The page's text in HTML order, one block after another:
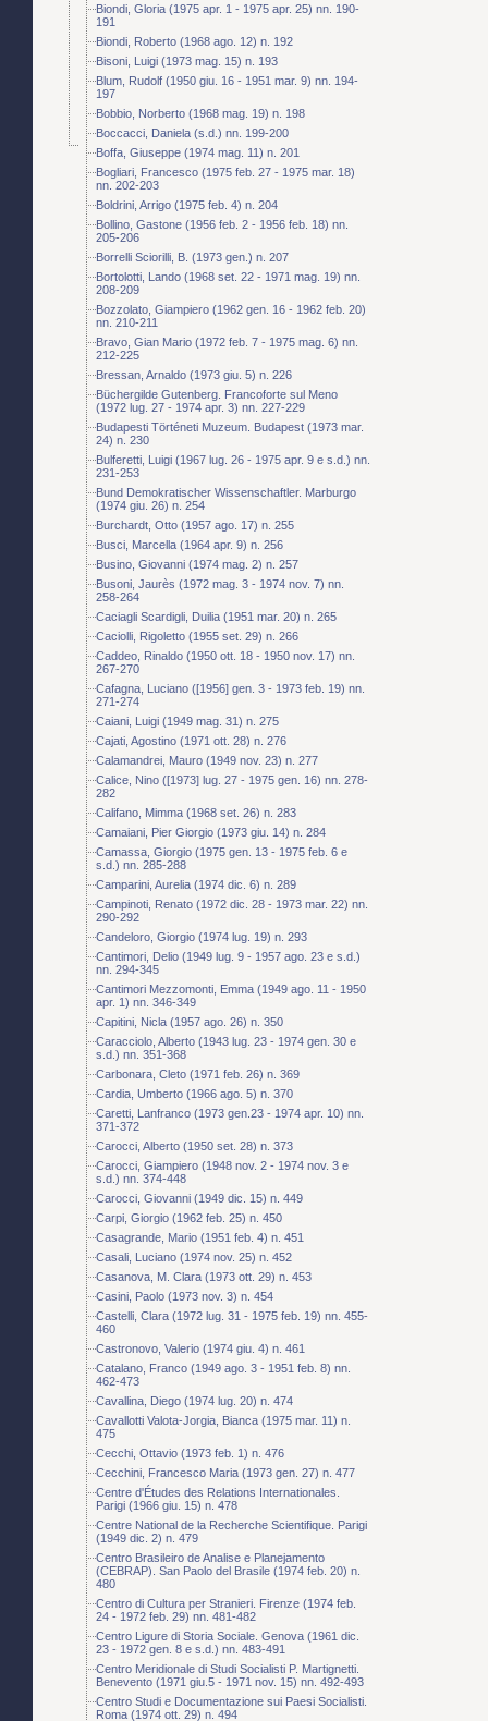
Biondi, Gloria (1975 apr. 1 - 1975 apr. 25) nn. 190-
191
Biondi, Roberto (1968 ago. 12) n. 192
Bisoni, Luigi (1973 mag. 15) n. 193
Blum, Rudolf (1950 giu. 16 - 1951 mar. 9) nn. 194-
197
Bobbio, Norberto (1968 mag. 19) n. 198
Boccacci, Daniela (s.d.) nn. 199-200
Boffa, Giuseppe (1974 mag. 11) n. 201
Bogliari, Francesco (1975 feb. 27 - 1975 mar. 18)
nn. 202-203
Boldrini, Arrigo (1975 feb. 4) n. 204
Bollino, Gastone (1956 feb. 2 - 1956 feb. 18) nn.
205-206
Borrelli Sciorilli, B. (1973 gen.) n. 207
Bortolotti, Lando (1968 set. 22 - 1971 mag. 19) nn.
208-209
Bozzolato, Giampiero (1962 gen. 16 - 1962 feb. 20)
nn. 210-211
Bravo, Gian Mario (1972 feb. 7 - 1975 mag. 6) nn.
212-225
Bressan, Arnaldo (1973 giu. 5) n. 226
Büchergilde Gutenberg. Francoforte sul Meno
(1972 lug. 27 - 1974 apr. 3) nn. 227-229
Budapesti Történeti Muzeum. Budapest (1973 mar.
24) n. 230
Bulferetti, Luigi (1967 lug. 26 - 1975 apr. 9 e s.d.) nn.
231-253
Bund Demokratischer Wissenschaftler. Marburgo
(1974 giu. 26) n. 254
Burchardt, Otto (1957 ago. 17) n. 255
Busci, Marcella (1964 apr. 9) n. 256
Busino, Giovanni (1974 mag. 2) n. 257
Busoni, Jaurès (1972 mag. 3 - 1974 nov. 7) nn.
258-264
Caciagli Scardigli, Duilia (1951 mar. 20) n. 265
Caciolli, Rigoletto (1955 set. 29) n. 266
Caddeo, Rinaldo (1950 ott. 18 - 1950 nov. 17) nn.
267-270
Cafagna, Luciano ([1956] gen. 3 - 1973 feb. 19) nn.
271-274
Caiani, Luigi (1949 mag. 31) n. 275
Cajati, Agostino (1971 ott. 28) n. 276
Calamandrei, Mauro (1949 nov. 23) n. 277
Calice, Nino ([1973] lug. 27 - 1975 gen. 16) nn. 278-
282
Califano, Mimma (1968 set. 26) n. 283
Camaiani, Pier Giorgio (1973 giu. 14) n. 284
Camassa, Giorgio (1975 gen. 13 - 1975 feb. 6 e
s.d.) nn. 285-288
Camparini, Aurelia (1974 dic. 6) n. 289
Campinoti, Renato (1972 dic. 28 - 1973 mar. 22) nn.
290-292
Candeloro, Giorgio (1974 lug. 19) n. 293
Cantimori, Delio (1949 lug. 9 - 1957 ago. 23 e s.d.)
nn. 294-345
Cantimori Mezzomonti, Emma (1949 ago. 11 - 1950
apr. 1) nn. 346-349
Capitini, Nicla (1957 ago. 26) n. 350
Caracciolo, Alberto (1943 lug. 23 - 1974 gen. 30 e
s.d.) nn. 351-368
Carbonara, Cleto (1971 feb. 26) n. 369
Cardia, Umberto (1966 ago. 5) n. 370
Caretti, Lanfranco (1973 gen.23 - 1974 apr. 10) nn.
371-372
Carocci, Alberto (1950 set. 28) n. 373
Carocci, Giampiero (1948 nov. 2 - 1974 nov. 3 e
s.d.) nn. 374-448
Carocci, Giovanni (1949 dic. 15) n. 449
Carpi, Giorgio (1962 feb. 25) n. 450
Casagrande, Mario (1951 feb. 4) n. 451
Casali, Luciano (1974 nov. 25) n. 452
Casanova, M. Clara (1973 ott. 29) n. 453
Casini, Paolo (1973 nov. 3) n. 454
Castelli, Clara (1972 lug. 31 - 1975 feb. 19) nn. 455-
460
Castronovo, Valerio (1974 giu. 4) n. 461
Catalano, Franco (1949 ago. 3 - 1951 feb. 8) nn.
462-473
Cavallina, Diego (1974 lug. 20) n. 474
Cavallotti Valota-Jorgia, Bianca (1975 mar. 11) n.
475
Cecchi, Ottavio (1973 feb. 1) n. 476
Cecchini, Francesco Maria (1973 gen. 27) n. 477
Centre d'Études des Relations Internationales.
Parigi (1966 giu. 15) n. 478
Centre National de la Recherche Scientifique. Parigi
(1949 dic. 2) n. 479
Centro Brasileiro de Analise e Planejamento
(CEBRAP). San Paolo del Brasile (1974 feb. 20) n.
480
Centro di Cultura per Stranieri. Firenze (1974 feb.
24 - 1972 feb. 29) nn. 481-482
Centro Ligure di Storia Sociale. Genova (1961 dic.
23 - 1972 gen. 8 e s.d.) nn. 483-491
Centro Meridionale di Studi Socialisti P. Martignetti.
Benevento (1971 giu.5 - 1971 nov. 15) nn. 492-493
Centro Studi e Documentazione sui Paesi Socialisti.
Roma (1974 ott. 29) n. 494